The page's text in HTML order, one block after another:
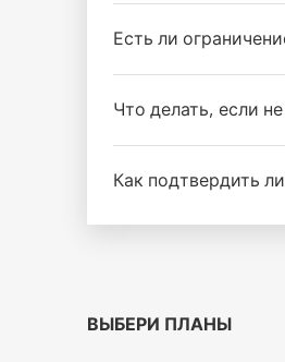
Есть ли
Что делать, если
Как подтвердить
ВЫБЕРИ ПЛАНЫ